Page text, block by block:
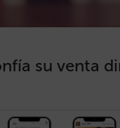
su venta